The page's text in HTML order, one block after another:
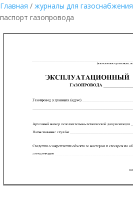
Главная / журналы для газоснабжения
паспорт газопровода